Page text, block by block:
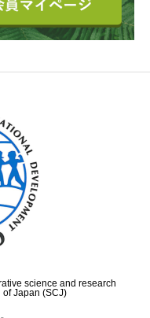
science and research
Japan (SCJ)